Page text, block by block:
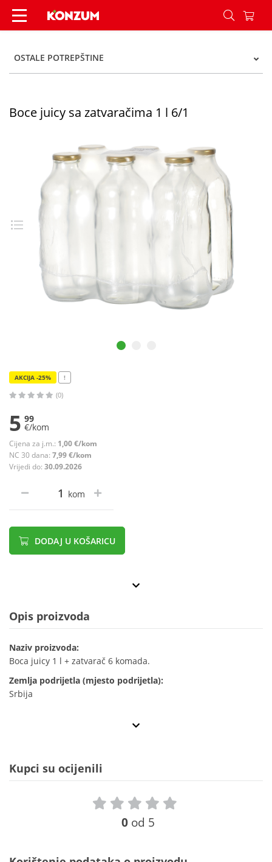
Boce juicy sa zatvaračima 1 l 6/1 - Konzum
OSTALE POTREPŠTINE
Boce juicy sa zatvaračima 1 l 6/1
AKCIJA -25% !
(0)
5 99
€/kom
Cijena za j.m.: 1,00 €/kom
NC 30 dana: 7,99 €/kom
Vrijedi do: 30.09.2026
kom
DODAJ U KOŠARICU
Opis proizvoda
Naziv proizvoda:
Boca juicy 1 l + zatvarač 6 komada.
Zemlja podrijetla (mjesto podrijetla):
Srbija
Kupci su ocijenili
0 od 5